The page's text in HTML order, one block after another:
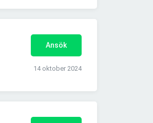
Ansök
14 oktober 2024